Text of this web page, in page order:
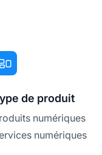
de produit
numériques
numériques